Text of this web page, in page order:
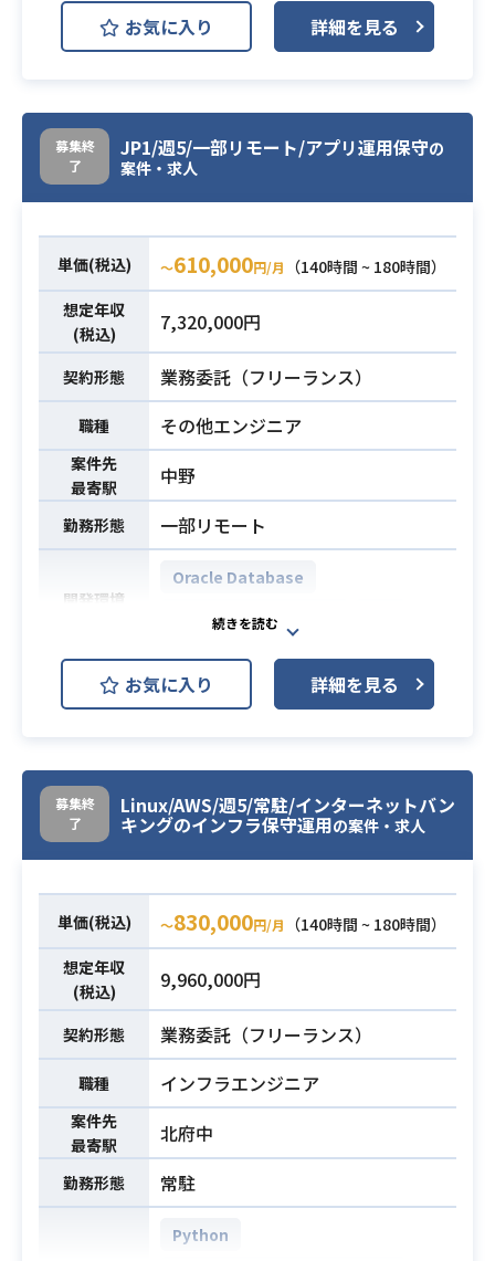
業務内容
製薬会社向けアプリ運用保守でイン
シデント対応、プログラム改修やデ
必須スキル
・Javaの保守運用を有識者がいなく
ても自立してできること
お気に入り 詳細を見る
募集終
了
JP1/週5/一部リモート/アプリ運用保守の
案件・求人
単価(税込) 〜610,000円/月
（140時間 ~ 180時間）
想定年収
(税込)
7,320,000円
契約形態 業務委託（フリーランス）
職種 その他エンジニア
案件先
最寄駅
中野
勤務形態 一部リモート
開発環境
Oracle Database
Microsoft SQL Server
業務内容
製薬会社向けアプリ運用保守でイン
シデント対応、プログラム改修やデ
必須スキル
・JP1での保守運用を有識者がいなく
ても自立してできること
お気に入り 詳細を見る
募集終
了
Linux/AWS/週5/常駐/インターネットバン
キングのインフラ保守運用の案件・求人
単価(税込) 〜830,000円/月
（140時間 ~ 180時間）
想定年収
(税込)
9,960,000円
契約形態 業務委託（フリーランス）
職種 インフラエンジニア
案件先
最寄駅
北府中
勤務形態 常駐
Python